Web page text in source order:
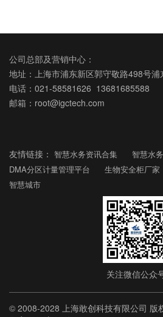
公司总部及营销中心：
地址：上海市浦东新区郭守敬路498号
电话：021-58581626 13681685588
邮箱：root@igctech.com
友情链接： 智慧水务资讯合集
智慧水
DMA分区计量管理平台
生物安全柜厂家
智慧城市
关注微信公众
© 2008-2028 上海敢创科技有限公司 版